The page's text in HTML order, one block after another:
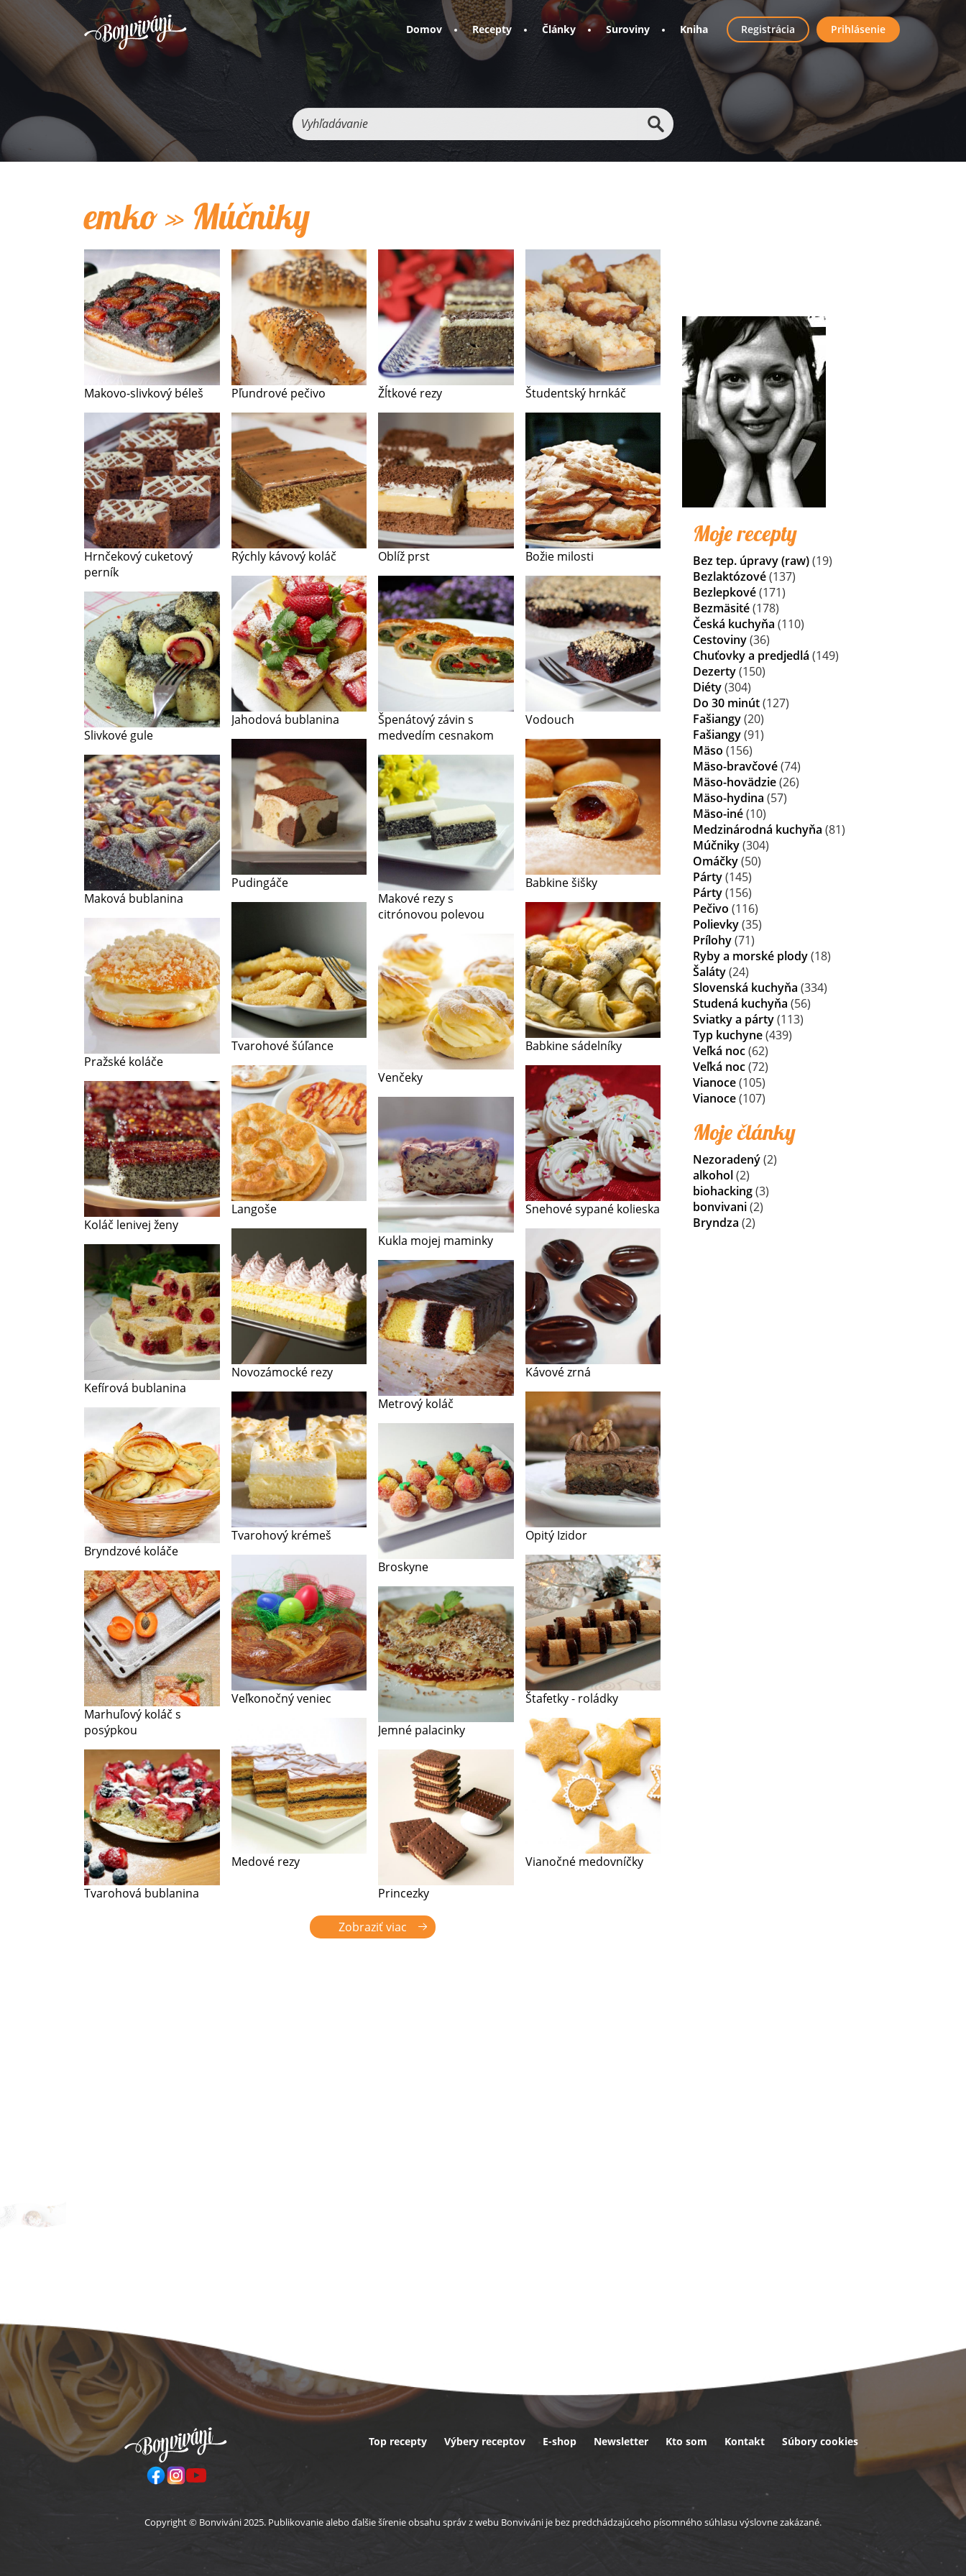
Domov Recepty Články Suroviny Kniha
User
account
menu
Registrácia Prihlásenie
Vyhľadávanie
emko » Múčniky
Makovo-slivkový béleš
Hrnčekový cuketový
perník
Slivkové gule
Maková bublanina
Pražské koláče
Koláč lenivej ženy
Kefírová bublanina
Bryndzové koláče
Marhuľový koláč s
posýpkou
Tvarohová bublanina
Pľundrové pečivo
Rýchly kávový koláč
Jahodová bublanina
Pudingáče
Tvarohové šúľance
Langoše
Novozámocké rezy
Tvarohový krémeš
Veľkonočný veniec
Medové rezy
Žĺtkové rezy
Oblíž prst
Špenátový závin s
medvedím cesnakom
Makové rezy s
citrónovou polevou
Venčeky
Kukla mojej maminky
Metrový koláč
Broskyne
Jemné palacinky
Princezky
Študentský hrnkáč
Božie milosti
Vodouch
Babkine šišky
Babkine sádelníky
Snehové sypané kolieska
Kávové zrná
Opitý Izidor
Štafetky - roládky
Vianočné medovníčky
Zobraziť viac
Moje recepty
Bez tep. úpravy (raw)(19)
Bezlaktózové(137)
Bezlepkové(171)
Bezmäsité(178)
Česká kuchyňa (110)
Cestoviny(36)
Chuťovky a predjedlá (149)
Dezerty(150)
Diéty(304)
Do 30 minút(127)
Fašiangy(20)
Fašiangy(91)
Mäso (156)
Mäso-bravčové(74)
Mäso-hovädzie(26)
Mäso-hydina (57)
Mäso-iné(10)
Medzinárodná kuchyňa (81)
Múčniky(304)
Omáčky(50)
Párty(145)
Párty(156)
Pečivo (116)
Polievky(35)
Prílohy(71)
Ryby a morské plody(18)
Šaláty(24)
Slovenská kuchyňa (334)
Studená kuchyňa (56)
Sviatky a párty(113)
Typ kuchyne(439)
Veľká noc(62)
Veľká noc(72)
Vianoce(105)
Vianoce(107)
Moje články
Nezoradený(2)
alkohol(2)
biohacking(3)
bonvivani(2)
Bryndza (2)
Päta
Top recepty Výbery receptov E-shop Newsletter Kto som Kontakt Súbory cookies
Copyright © Bonviváni 2025. Publikovanie alebo ďalšie šírenie obsahu správ z webu Bonviváni je bez predchádzajúceho písomného súhlasu výslovne zakázané.